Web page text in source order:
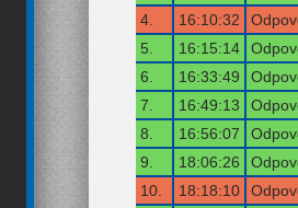
4.
16:10:32
5.
16:15:14
6.
16:33:49
7.
16:49:13
8.
16:56:07
9.
18:06:26
10.
18:18:10